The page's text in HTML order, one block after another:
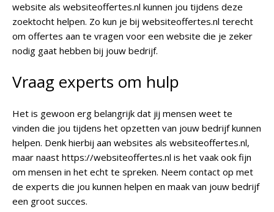
website als websiteoffertes.nl kunnen jou tijdens deze
zoektocht helpen. Zo kun je bij websiteoffertes.nl terecht
om offertes aan te vragen voor een website die je zeker
nodig gaat hebben bij jouw bedrijf.
Vraag experts om hulp
Het is gewoon erg belangrijk dat jij mensen weet te
vinden die jou tijdens het opzetten van jouw bedrijf kunnen
helpen. Denk hierbij aan websites als websiteoffertes.nl,
maar naast https://websiteoffertes.nl is het vaak ook fijn
om mensen in het echt te spreken. Neem contact op met
de experts die jou kunnen helpen en maak van jouw bedrijf
een groot succes.